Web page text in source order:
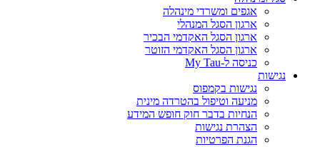
אגפים ומשרדי מינהלה
ארגון הסגל המנהלי
ארגון הסגל האקדמי הבכיר
ארגון הסגל האקדמי הזוטר
כניסה ל-My Tau
נגישות
נגישות בקמפוס
מניעה וטיפול בהטרדה מינית
הנחיות בדבר חוק חופש המידע
הצהרת נגישות
הגנת הפרטיות